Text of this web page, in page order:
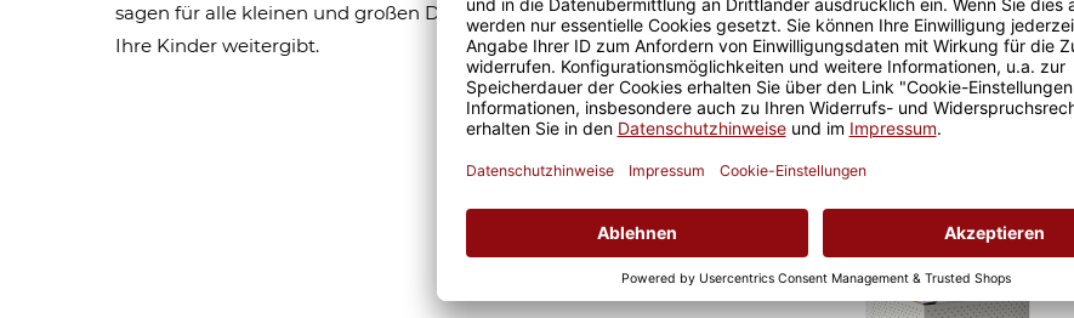
sagen für alle kleinen und großen Dinge des Lebens, die eine Mama an
Ihre Kinder weitergibt.
Geschenkverpackung
für Tassen - LOVE